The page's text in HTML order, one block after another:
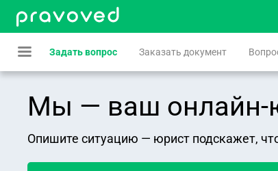
Задать вопрос Заказать документ
Мы — ваш онлайн-
Опишите ситуацию — юрист подскажет,